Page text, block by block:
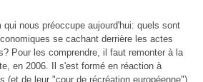
nous préoccupe aujourd'hui: quels sont
se cachant derrière les actes
Pour les comprendre, il faut remonter à la
en 2006. Il s'est formé en réaction à
(et de leur "cour de récréation européenne")